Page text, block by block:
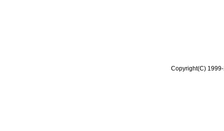
Copyright(C)